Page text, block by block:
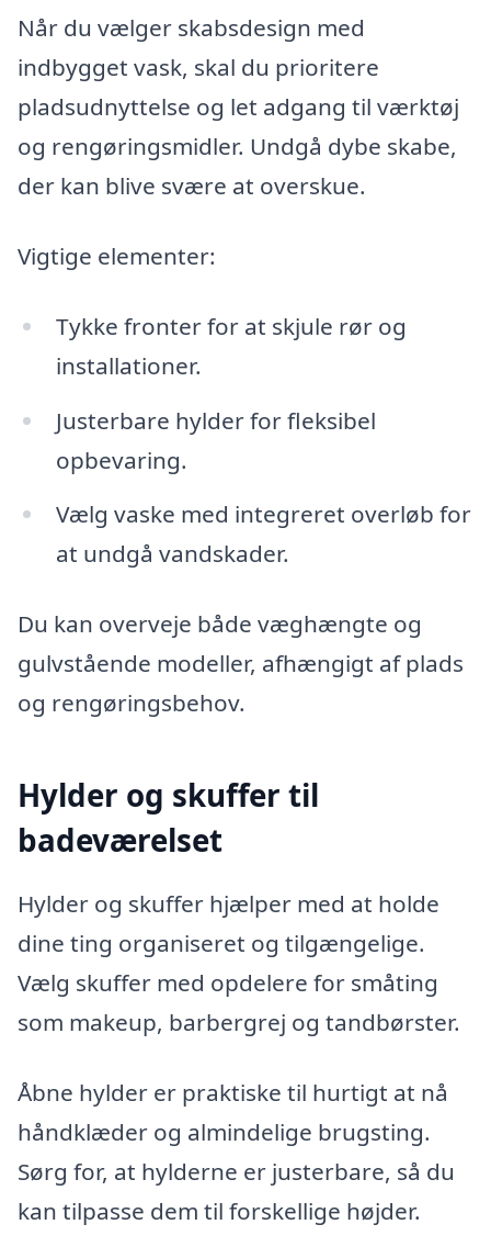
Når du vælger skabsdesign med
indbygget vask, skal du prioritere
pladsudnyttelse og let adgang til værktøj
og rengøringsmidler. Undgå dybe skabe,
der kan blive svære at overskue.
Vigtige elementer:
Tykke fronter for at skjule rør og
installationer.
Justerbare hylder for fleksibel
opbevaring.
Vælg vaske med integreret overløb for
at undgå vandskader.
Du kan overveje både væghængte og
gulvstående modeller, afhængigt af plads
og rengøringsbehov.
Hylder og skuffer til
badeværelset
Hylder og skuffer hjælper med at holde
dine ting organiseret og tilgængelige.
Vælg skuffer med opdelere for småting
som makeup, barbergrej og tandbørster.
Åbne hylder er praktiske til hurtigt at nå
håndklæder og almindelige brugsting.
Sørg for, at hylderne er justerbare, så du
kan tilpasse dem til forskellige højder.